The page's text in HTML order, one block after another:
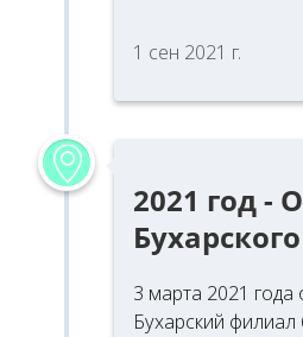
1 сен 2021 г.
2021 год -
3 марта 2021 года
Бухарский филиал